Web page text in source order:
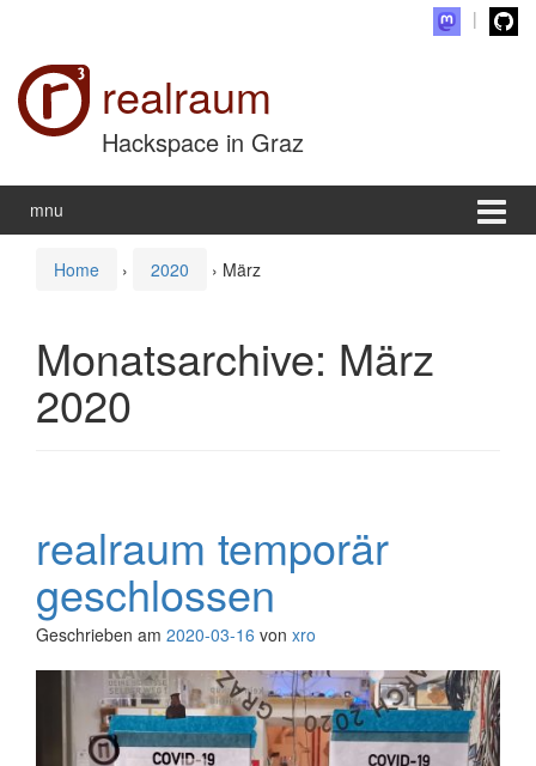
realraum
Hackspace in Graz
mnu
Home › 2020 › März
Monatsarchive: März
2020
realraum temporär
geschlossen
Geschrieben am 2020-03-16 von xro